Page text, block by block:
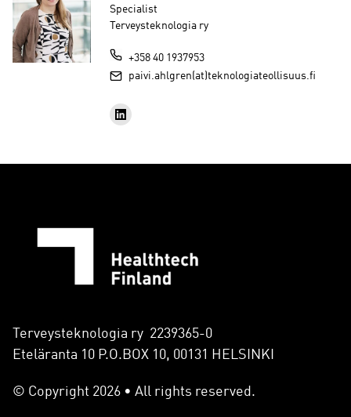
Specialist
Terveysteknologia ry
+358 40 1937953
paivi.ahlgren(at)teknologiateollisuus.fi
Terveysteknologia ry 2239365-0
Eteläranta 10 P.O.BOX 10, 00131 HELSINKI
© Copyright 2026 • All rights reserved.